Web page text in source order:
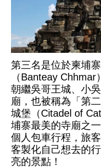
第三名是位於柬埔
（Banteay
朝繼吳哥王城、小
廟，也被稱為「第
城堡（Citadel of
埔寨最美的寺廟之
個人包車行程，旅
客製化自己想去的
亮的景點！